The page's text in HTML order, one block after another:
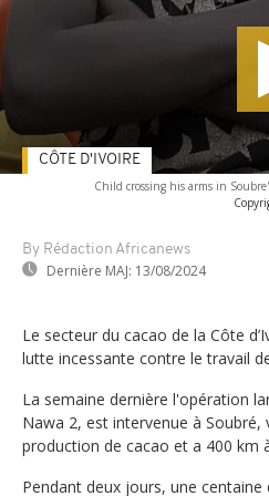
Child crossing his arms in
By Rédaction Africanews
Dernière MAJ: 13/08/2024
CÔTE D'IVOIRE
Le secteur du cacao de la Côte
lutte incessante contre le travail
La semaine dernière l'opération
Nawa 2, est intervenue à
production de cacao et a 400 km à
Pendant deux jours, une